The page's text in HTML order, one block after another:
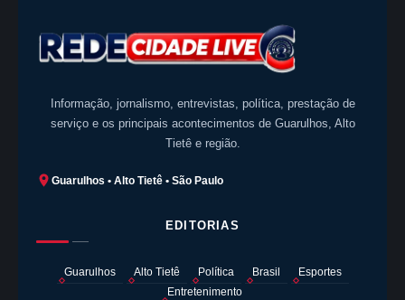
Informação, jornalismo, entrevistas, política, prestação de
serviço e os principais acontecimentos de Guarulhos, Alto
Tietê e região.
Guarulhos • Alto Tietê • São Paulo
EDITORIAS
Guarulhos Alto Tietê Política Brasil
Esportes
Entretenimento